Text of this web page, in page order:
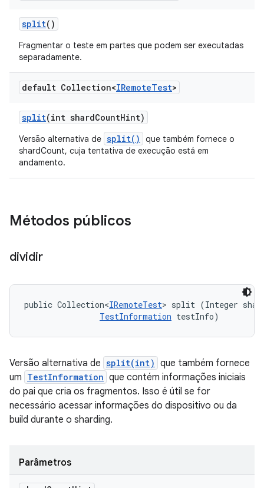
split()
Fragmentar o teste em partes que podem ser executadas
separadamente.
default Collection<IRemoteTest>
split(int shardCountHint)
Versão alternativa de split()
que também fornece o
shardCount, cuja tentativa de execução está em
andamento.
Métodos públicos
dividir
public Collection<IRemoteTest> split (Integer
TestInformation testInfo)
Versão alternativa de split(int) que também fornece
um TestInformation que contém informações iniciais
do pai que cria os fragmentos. Isso é útil se for
necessário acessar informações do dispositivo ou da
build durante o sharding.
Parâmetros